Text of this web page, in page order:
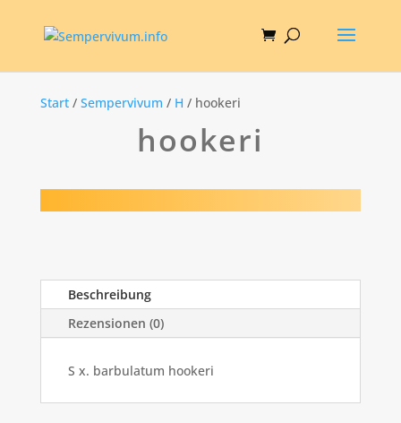
Start/ Sempervivum / H / hookeri
hookeri
Beschreibung
Rezensionen (0)
S x. barbulatum hookeri